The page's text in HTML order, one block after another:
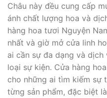
Châu này đều cung cấp
ánh chất lượng hoa và
hàng hoa tươi Nguyện
nhất và giờ mở cửa linh
ai cần sự đa dạng và dịch
loại sự kiện. Cửa hàng
cho những ai tìm kiếm sự
từng sản phẩm, đặc biệt